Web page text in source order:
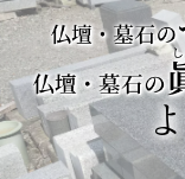
よくある質問｜墓
市・愛知県豊橋市
静岡県